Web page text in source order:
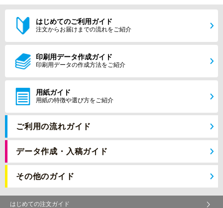
はじめてのご利用ガイド
注文からお届けまでの流れをご紹介
印刷用データ作成ガイド
印刷用データの作成方法をご紹介
用紙ガイド
用紙の特徴や選び方をご紹介
ご利用の流れガイド
データ作成・入稿ガイド
その他のガイド
はじめての注文ガイド